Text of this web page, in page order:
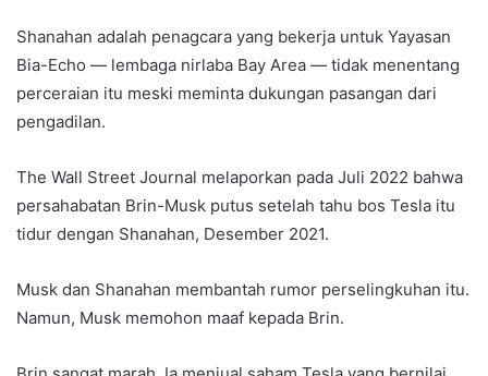
Shanahan adalah penagcara yang bekerja untuk Yayasan
Bia-Echo — lembaga nirlaba Bay Area — tidak menentang
perceraian itu meski meminta dukungan pasangan dari
pengadilan.
The Wall Street Journal melaporkan pada Juli 2022 bahwa
persahabatan Brin-Musk putus setelah tahu bos Tesla itu
tidur dengan Shanahan, Desember 2021.
Musk dan Shanahan membantah rumor perselingkuhan itu.
Namun, Musk memohon maaf kepada Brin.